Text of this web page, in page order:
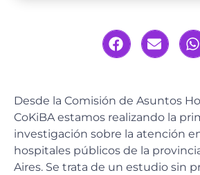
Desde la Comisión de Asuntos
CoKiBA estamos realizando la
investigación sobre la atención
hospitales públicos de la
Aires. Se trata de un estudio sin